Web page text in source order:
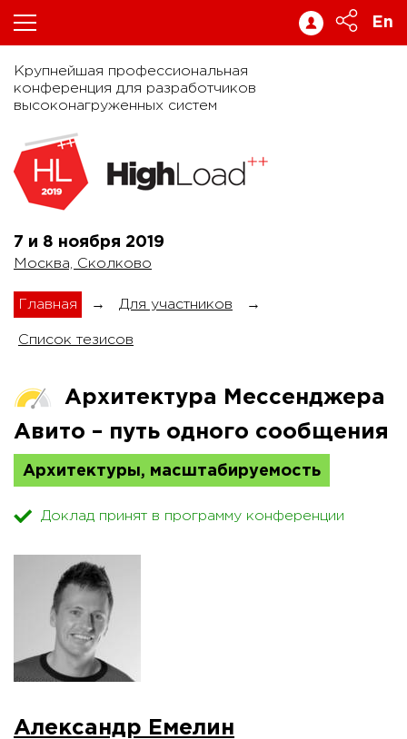
En
Крупнейшая профессиональная
конференция для разработчиков
высоконагруженных систем
7 и 8 ноября 2019
Москва, Сколково
Главная → Для участников →
Список тезисов
Архитектура Мессенджера
Авито – путь одного сообщения
Архитектуры, масштабируемость
Доклад принят в программу конференции
Александр Емелин